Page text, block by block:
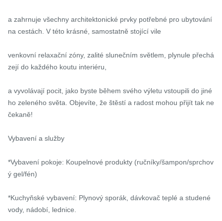
a zahrnuje všechny architektonické prvky potřebné pro ubytování
na cestách. V této krásné, samostatně stojící vile
venkovní relaxační zóny, zalité slunečním světlem, plynule přechá
zejí do každého koutu interiéru,
a vyvolávají pocit, jako byste během svého výletu vstoupili do jiné
ho zeleného světa. Objevíte, že štěstí a radost mohou přijít tak ne
čekaně!
Vybavení a služby
*Vybavení pokoje: Koupelnové produkty (ručníky/šampon/sprchov
ý gel/fén)
*Kuchyňské vybavení: Plynový sporák, dávkovač teplé a studené
vody, nádobí, lednice.